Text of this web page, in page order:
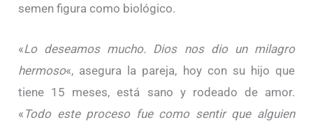
semen figura como biológico.
«Lo deseamos mucho. Dios nos dio un milagro
hermoso«, asegura la pareja, hoy con su hijo que
tiene 15 meses, está sano y rodeado de amor.
« Todo este proceso fue como sentir que alguien